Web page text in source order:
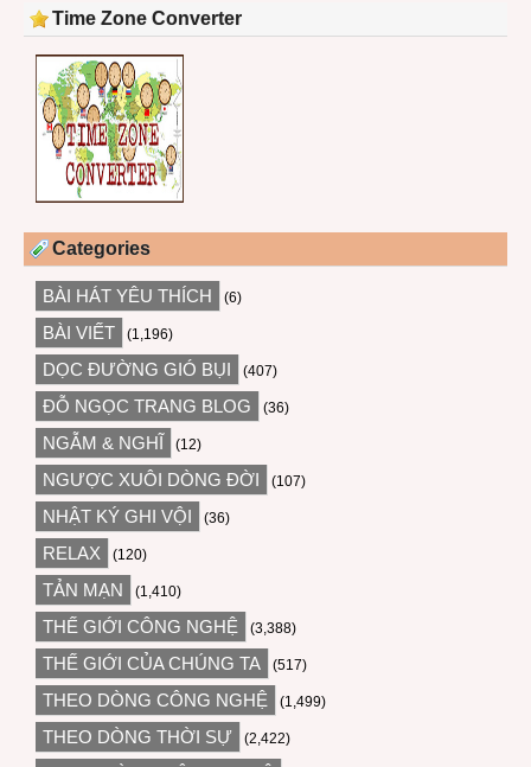
Time Zone Converter
Categories
BÀI HÁT YÊU THÍCH (6)
BÀI VIẾT (1,196)
DỌC ĐƯỜNG GIÓ BỤI (407)
ĐỖ NGỌC TRANG BLOG (36)
NGẪM & NGHĨ (12)
NGƯỢC XUÔI DÒNG ĐỜI (107)
NHẬT KÝ GHI VỘI (36)
RELAX (120)
TẢN MẠN (1,410)
THẾ GIỚI CÔNG NGHỆ (3,388)
THẾ GIỚI CỦA CHÚNG TA (517)
THEO DÒNG CÔNG NGHỆ (1,499)
THEO DÒNG THỜI SỰ (2,422)